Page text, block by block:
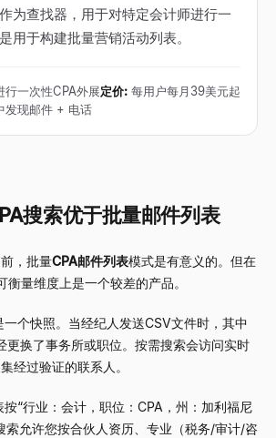
为查找器，用于对特定会计师进行一
用于构建批量营销活动列表。
行一次性CPA外展定价: 每用户每月39美元起
发现邮件 + 电话
搜索优于批量邮件列表
，批量CPA邮件列表模式是有意义的。但在
量维度上是一个较差的产品。
一个快照。当经纪人发送CSV文件时，其中
更换了事务所或职位。按需搜索会访问实时
经过验证的联系人。
按“行业：会计，职位：CPA，州：加利福尼
索允许您按合伙人资历、专业（税务/审计/咨